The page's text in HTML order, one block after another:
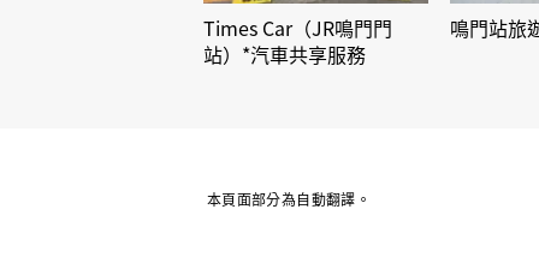
Times Car（JR鳴門門
站）*汽車共享服務
鳴門站旅
本頁面部分為自動翻譯。